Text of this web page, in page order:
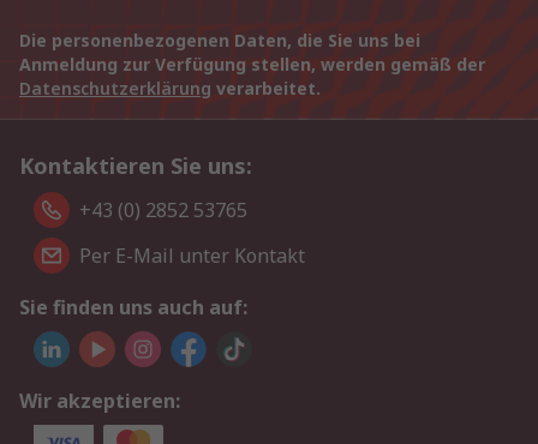
Die personenbezogenen Daten, die Sie uns bei
Anmeldung zur Verfügung stellen, werden gemäß der
Datenschutzerklärung verarbeitet.
Kontaktieren Sie uns:
+43 (0) 2852 53765
Per E-Mail unter Kontakt
Sie finden uns auch auf:
Wir akzeptieren: